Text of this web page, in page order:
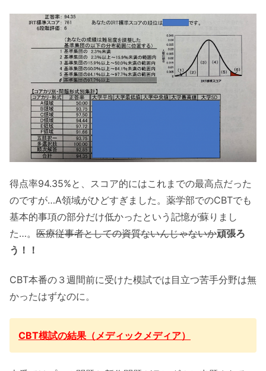
得点率94.35%と、スコア的にはこれまでの最高点だった
のですが…A領域がひどすぎました。薬学部でのCBTでも
基本的事項の部分だけ低かったという記憶が蘇りまし
た…。 医療従事者としての資質ないんじゃないか頑張ろ
う！！
CBT本番の３週間前に受けた模試では目立つ苦手分野は無
かったはずなのに。
CBT模試の結果（メディックメディア）